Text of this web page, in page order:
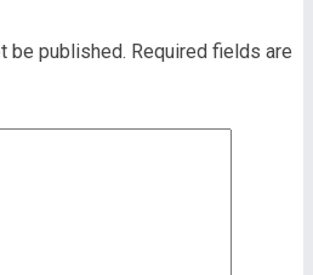
be published. Required fields are